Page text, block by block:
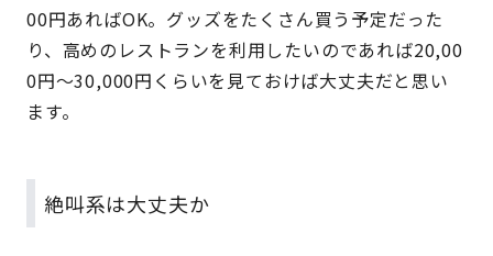
00円あればOK。グッズをたくさん買う予定だった
り、高めのレストランを利用したいのであれば20,00
0円～30,000円くらいを見ておけば大丈夫だと思い
ます。
絶叫系は大丈夫か